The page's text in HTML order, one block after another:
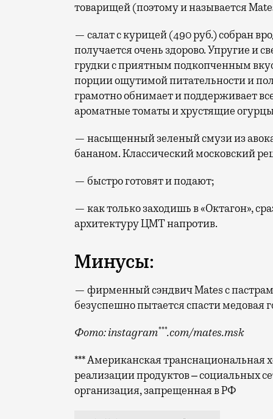
товарищей (поэтому и называется
— салат с курицей (490 руб.) собран
получается очень здорово. Упругие и
грудки с приятным подкопченным
порции ощутимой питательности и
грамотно обнимает и поддерживает
ароматные томаты и хрустящие
— насыщенный зеленый смузи из
бананом. Классический московский
— быстро готовят и подают;
— как только заходишь в «Октагон»,
архитектуру ЦМТ напротив.
Минусы:
— фирменный сэндвич Mates с
безуспешно пытается спасти медовая
Фото: instagram***.com/mates.msk
*** Американская транснациональная
реализации продуктов ‒ социальных
организация, запрещенная в РФ